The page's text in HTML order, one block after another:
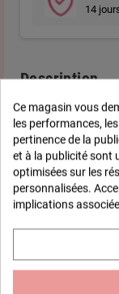
14
Description
Créez un
loisirs
Sublimez vos plus
décorer au gré de
bois brut avec
cm. Ce cadre aux
acrylique ou de
Vous pouvez le
Ce magasin vous
les performances,
pertinence de la
et à la publicité sont
optimisées sur les
personnalisées.
implications